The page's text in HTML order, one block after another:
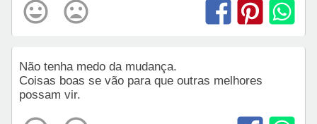
Não tenha medo da mudança.
Coisas boas se vão para que outras melhores
possam vir.